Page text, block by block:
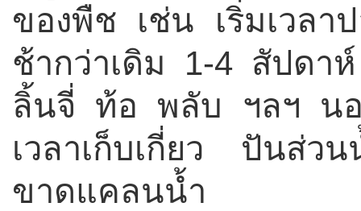
ของพืช เช่น เริ่มเวล
ช้ากว่าเดิม 1-4 สัปดา
ลิ้นจี่ ท้อ พลับ ฯลฯ นอ
เวลาเก็บเกี่ยว ปันส่ว
ขาดแคลนน้ำ